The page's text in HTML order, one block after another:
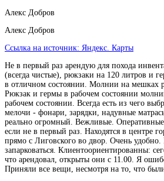
Алекс Добров
Алекс Добров
Ссылка на источник: Яндекс. Карты
Не в первый раз арендую для похода
(всегда чистые), рюкзаки на 120 литров и
в отличном состоянии. Молнии на мешках
Рюкзак и гермы в рабочем состоянии
рабочем состоянии. Всегда есть из чего
мелочи - фонари, зарядки, надувные
реально огромный. Вежливые.
если не в первый раз. Находятся в центре
прямо с Лиговского во двор. Очень
запарковаться. Клиентоориентированны:
что арендовал, открыты они с 11.00. Я
Приняли все вещи, несмотря на то, что